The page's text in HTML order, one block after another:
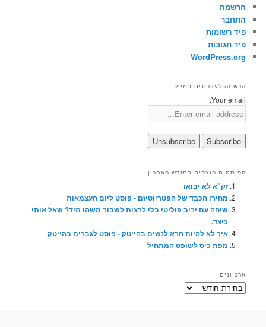
הרשמה
התחבר
פיד רשומות
פיד תגובות
WordPress.org
הרשמה לעדכונים במייל
Your email:
הפוסטים הנצפים בחודש האחרון
זק"א לא יבואו
מחירו הכבד של הפטריוטיזם - פוסט ליום העצמאות
שיחה עם יריב פוליטי בלי לרצות לשבור משהו מיד? שאל אותי
כיצד.
איך לא להיות חרא לנשים בהייטק - פוסט לגברים בהייטק
מפת כיס לשופט המתחיל
ארכיונים
ארכיונים